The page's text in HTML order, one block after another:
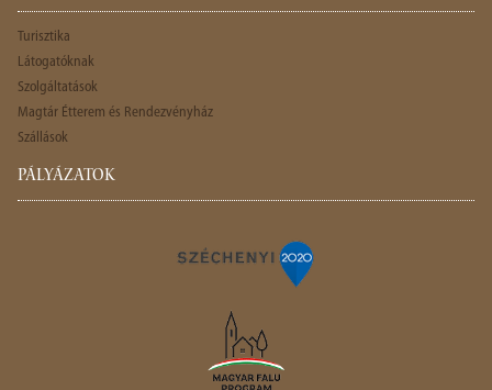
Turisztika
Látogatóknak
Szolgáltatások
Magtár Étterem és Rendezvényház
Szállások
PÁLYÁZATOK